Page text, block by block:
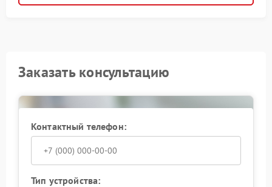
Заказать консультацию
Контактный телефон:
Тип устройства: